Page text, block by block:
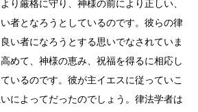
り厳格に守り、神様の前により正しい、
者となろうとしているのです。彼らの律
い者になろうとする思いでなされていま
めて、神様の恵み、祝福を得るに相応し
いるのです。彼が主イエスに従っていこ
によってだったのでしょう。律法学者は